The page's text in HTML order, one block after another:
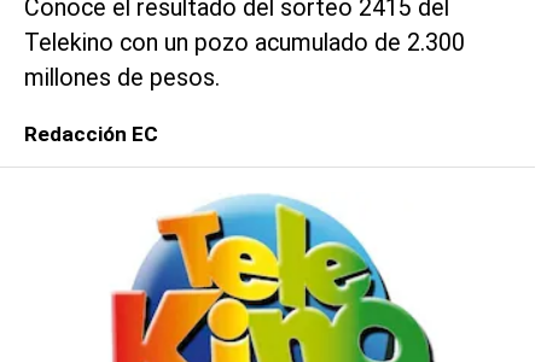
Conoce el resultado del sorteo 2415 del
Telekino con un pozo acumulado de 2.300
millones de pesos.
Redacción EC